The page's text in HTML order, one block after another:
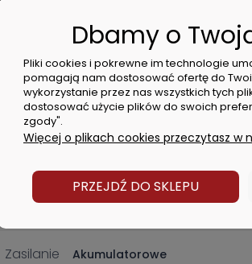
i ładowarki
Body (bez akumulatorów)
Zasilanie Akumulatorowe
Dbamy o
Pliki cookies i pokrewne im technologie
pomagają nam dostosować ofertę do
wykorzystanie przez nas wszystkich tych
dostosować użycie plików do swoich
zgody".
Więcej o plikach cookies przeczytasz w
PRZEJDŹ DO SKLEPU